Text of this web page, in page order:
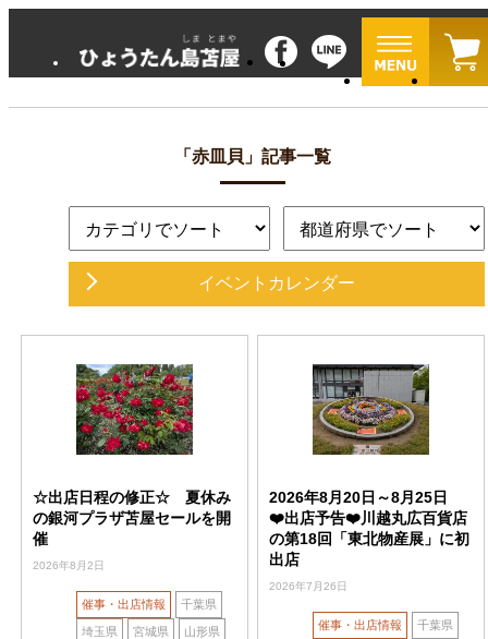
「赤皿貝」記事一覧
イベントカレンダー
☆出店日程の修正☆ 夏休み
の銀河プラザ苫屋セールを開
催
2026年8月2日
催事・出店情報 千葉県
埼玉県 宮城県 山形県
2026年8月20日～8月25日
❤️出店予告❤️川越丸広百貨店
の第18回「東北物産展」に初
出店
2026年7月26日
催事・出店情報 千葉県